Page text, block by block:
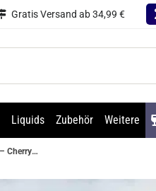
Gratis Versand ab 34,99 €
Liquids Zubehör Weitere
ELFLIQ – Cherry Cola NicSalt Liquid by ElfBar